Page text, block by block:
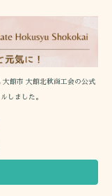
大館市 大館北秋商工会の公式
しました。